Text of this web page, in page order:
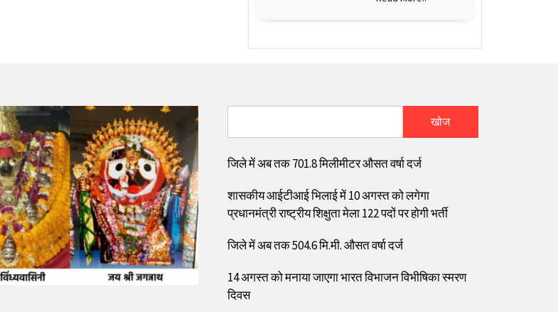
खोज
जिले में अब तक 701.8 मिलीमीटर औसत वर्षा दर्ज
शासकीय आईटीआई भिलाई में 10 अगस्त को लगेगा
प्रधानमंत्री राष्ट्रीय शिक्षुता मेला 122 पदों पर होगी भर्ती
जिले में अब तक 504.6 मि.मी. औसत वर्षा दर्ज
14 अगस्त को मनाया जाएगा भारत विभाजन विभीषिका स्मरण
दिवस